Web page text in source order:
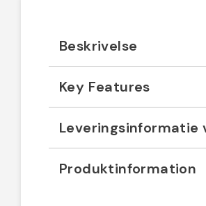
Beskrivelse
Key Features
Leveringsinformatie
Produktinformation